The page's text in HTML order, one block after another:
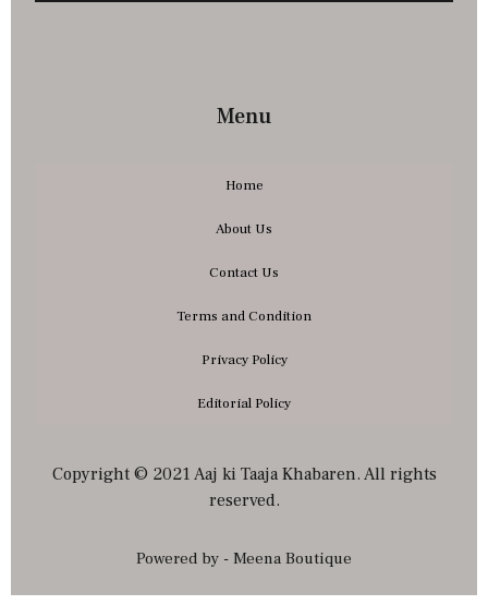
Menu
Home
About Us
Contact Us
Terms and Condition
Privacy Policy
Editorial Policy
Copyright © 2021 Aaj ki Taaja Khabaren. All rights
reserved.
Powered by - Meena Boutique